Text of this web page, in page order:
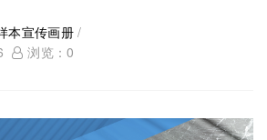
本宣传画册/
浏览：0